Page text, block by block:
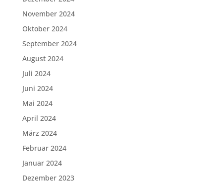
November 2024
Oktober 2024
September 2024
August 2024
Juli 2024
Juni 2024
Mai 2024
April 2024
März 2024
Februar 2024
Januar 2024
Dezember 2023